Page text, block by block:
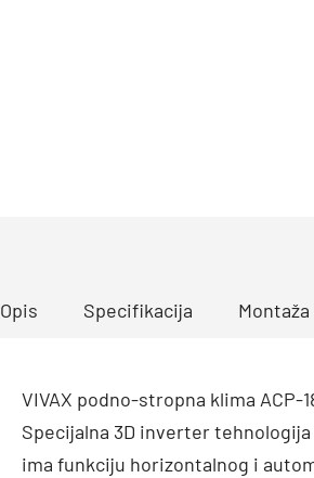
Opis Specifikacija Montaža
VIVAX podno-stropna klima
Specijalna 3D inverter
ima funkciju horizontalnog i